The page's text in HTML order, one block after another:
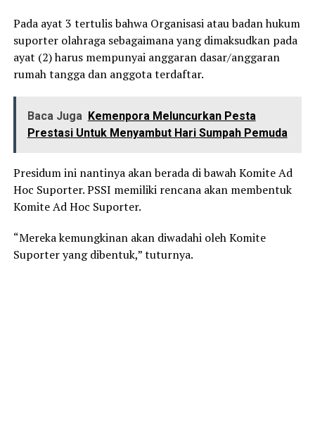
Pada ayat 3 tertulis bahwa Organisasi atau badan hukum
suporter olahraga sebagaimana yang dimaksudkan pada
ayat (2) harus mempunyai anggaran dasar/anggaran
rumah tangga dan anggota terdaftar.
Baca Juga Kemenpora Meluncurkan Pesta
Prestasi Untuk Menyambut Hari Sumpah Pemuda
Presidum ini nantinya akan berada di bawah Komite Ad
Hoc Suporter. PSSI memiliki rencana akan membentuk
Komite Ad Hoc Suporter.
“Mereka kemungkinan akan diwadahi oleh Komite
Suporter yang dibentuk,” tuturnya.